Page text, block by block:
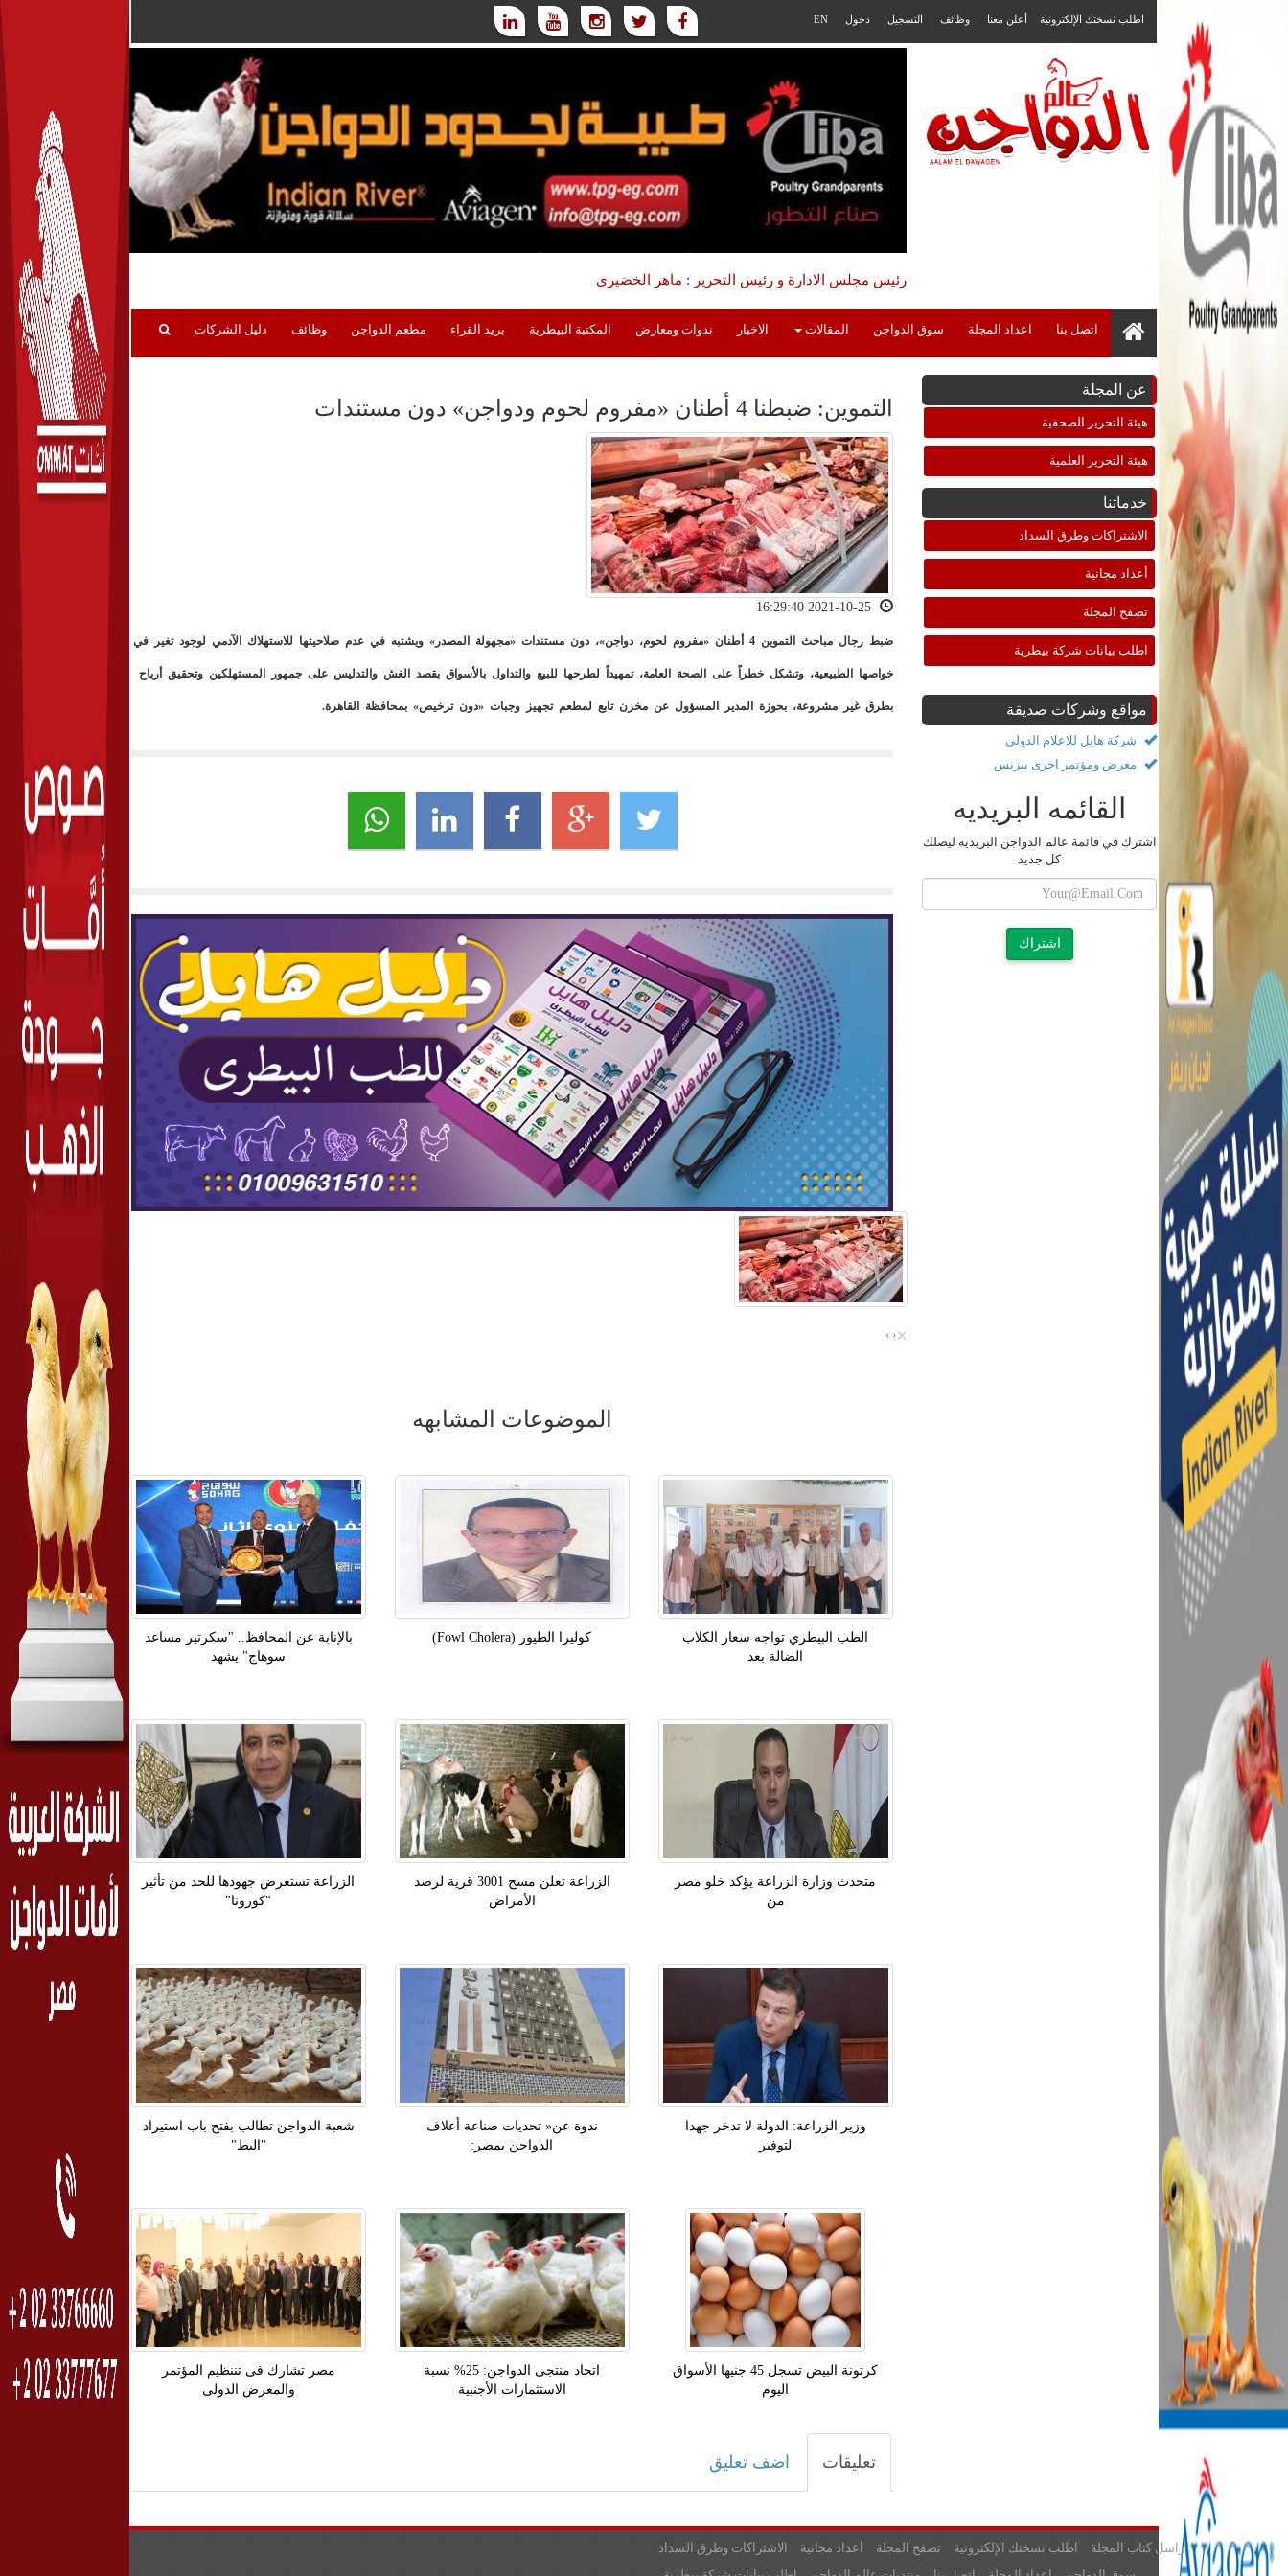
اطلب نسختك الإلكترونية أعلن معنا وظائف التسجيل دخول EN
رئيس مجلس الادارة و رئيس التحرير : ماهر الخضيري
اتصل بنا اعداد المجلة سوق الدواجن المقالات الاخبار ندوات ومعارض المكتبة البيطرية بريد القراء مطعم الدواجن وظائف دليل الشركات
عن المجلة
هيئة التحرير الصحفية
هيئة التحرير العلمية
خدماتنا
الاشتراكات وطرق السداد
أعداد مجانية
تصفح المجلة
اطلب بيانات شركة بيطرية
مواقع وشركات صديقة
شركة هايل للاعلام الدولى
معرض ومؤتمر اجرى بيزنس
القائمه البريديه
اشترك في قائمة عالم الدواجن البريديه ليصلك
كل جديد
اشتراك
التموين: ضبطنا 4 أطنان «مفروم لحوم ودواجن» دون مستندات
ضبط رجال مباحث التموين 4 أطنان «مفروم لحوم، دواجن»، دون مستندات «مجهولة المصدر» ويشتبه في عدم صلاحيتها للاستهلاك الآدمي لوجود تغير في
خواصها الطبيعية، وتشكل خطراً على الصحة العامة، تمهيداً لطرحها للبيع والتداول بالأسواق بقصد الغش والتدليس على جمهور المستهلكين وتحقيق أرباح
بطرق غير مشروعة، بحوزة المدير المسؤول عن مخزن تابع لمطعم تجهيز وجبات «دون ترخيص» بمحافظة القاهرة.
‹
› ×
الموضوعات المشابهه
بالإنابة عن المحافظ.. "سكرتير مساعد
سوهاج" يشهد
كوليرا الطيور (fowl Cholera)
الطب البيطري تواجه سعار الكلاب
الضالة بعد
الزراعة تستعرض جهودها للحد من تأثير
"كورونا"
الزراعة تعلن مسح 3001 قرية لرصد
الأمراض
متحدث وزارة الزراعة يؤكد خلو مصر
من
شعبة الدواجن تطالب بفتح باب استيراد
"البط"
ندوة عن« تحديات صناعة أعلاف
الدواجن بمصر:
وزير الزراعة: الدولة لا تدخر جهدا
لتوفير
مصر تشارك فى تننظيم المؤتمر
والمعرض الدولى
اتحاد منتجى الدواجن: 25% نسبة
الاستثمارات الأجنبية
كرتونة البيض تسجل 45 جنيها الأسواق
اليوم
تعليقات اضف تعليق
الاشتراكات وطرق السداد أعداد مجانية تصفح المجلة اطلب نسختك الإلكترونية
راسل كتاب المجلة